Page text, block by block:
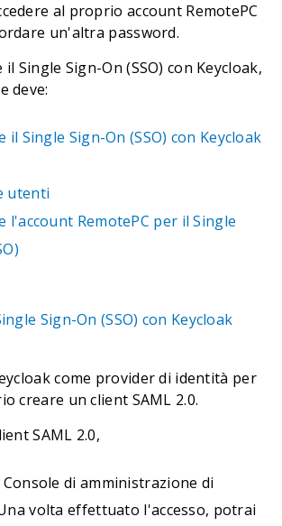
al proprio account RemotePC
un'altra password.
Single Sign-On (SSO) con Keycloak,
deve:
Single Sign-On (SSO) con Keycloak
utenti
l'account RemotePC per il Single
Sign-On (SSO) con Keycloak
come provider di identità per
creare un client SAML 2.0.
SAML 2.0,
Console di amministrazione di
volta effettuato l'accesso, potrai